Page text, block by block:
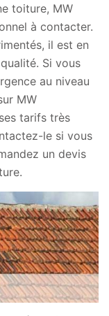
toiture, MW
à contacter.
il est en
Si vous
au niveau
MW
tarifs très
le si vous
un devis